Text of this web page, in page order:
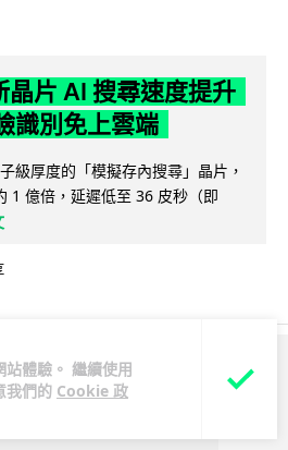
體驗。 繼續使用
我們的 Cookie 政
晶片 AI 搜尋速度提升
識別免上雲端
級厚度的「模擬存內搜尋」晶片，
1 億倍，延遲低至 36 皮秒（即